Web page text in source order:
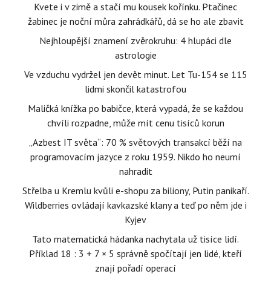
Kvete i v zimě a stačí mu kousek kořínku. Ptačinec
žabinec je noční můra zahrádkářů, dá se ho ale zbavit
Nejhloupější znamení zvěrokruhu: 4 hlupáci dle
astrologie
Ve vzduchu vydržel jen devět minut. Let Tu-154 se 115
lidmi skončil katastrofou
Maličká knížka po babičce, která vypadá, že se každou
chvíli rozpadne, může mít cenu tisíců korun
„Azbest IT světa“: 70 % světových transakcí běží na
programovacím jazyce z roku 1959. Nikdo ho neumí
nahradit
Střelba u Kremlu kvůli e-shopu za biliony, Putin panikaří.
Wildberries ovládají kavkazské klany a teď po něm jde i
Kyjev
Tato matematická hádanka nachytala už tisíce lidí.
Příklad 18 : 3 + 7 × 5 správně spočítají jen lidé, kteří
znají pořadí operací